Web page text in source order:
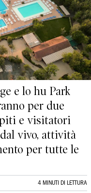
e lo hu Park
per due
e visitatori
vivo, attività
per tutte le
4 MINUTI DI LETTURA